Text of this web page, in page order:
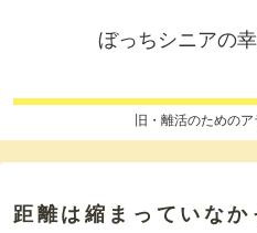
ぼっちシニアの
旧・離活のための
距離は縮まっていなか